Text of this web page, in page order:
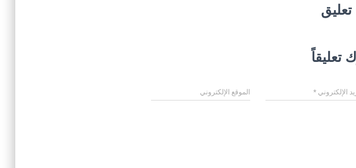
تعليقاً
الإلكتروني* الموقع الإلكتروني